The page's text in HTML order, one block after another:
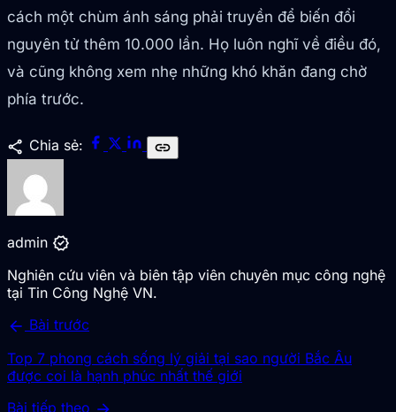
cách một chùm ánh sáng phải truyền để biến đổi
nguyên tử thêm 10.000 lần. Họ luôn nghĩ về điều đó,
và cũng không xem nhẹ những khó khăn đang chờ
phía trước.
share Chia sẻ: link
admin verified
Nghiên cứu viên và biên tập viên chuyên mục công nghệ
tại Tin Công Nghệ VN.
arrow_back Bài trước
Top 7 phong cách sống lý giải tại sao người Bắc Âu
được coi là hạnh phúc nhất thế giới
Bài tiếp theo